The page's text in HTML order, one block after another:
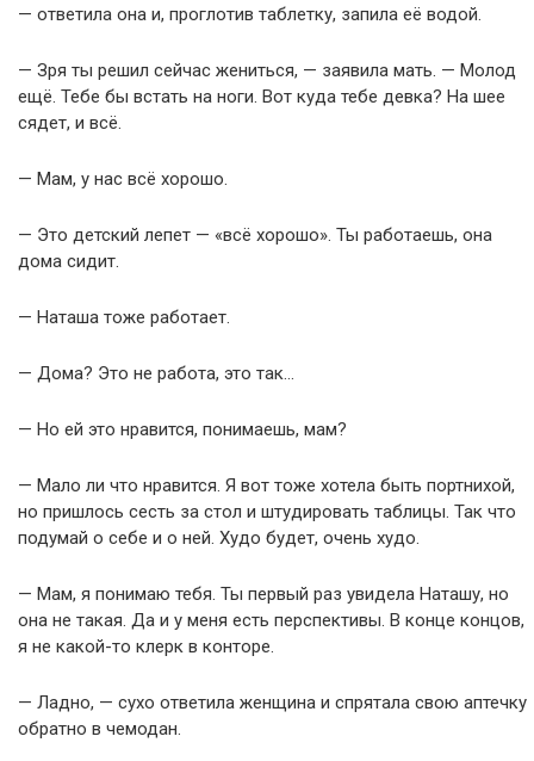
— ответила она и, проглотив таблетку, запила её водой.
— Зря ты решил сейчас жениться, — заявила мать. — Молод
ещё. Тебе бы встать на ноги. Вот куда тебе девка? На шее
сядет, и всё.
— Мам, у нас всё хорошо.
— Это детский лепет — «всё хорошо». Ты работаешь, она
дома сидит.
— Наташа тоже работает.
— Дома? Это не работа, это так…
— Но ей это нравится, понимаешь, мам?
— Мало ли что нравится. Я вот тоже хотела быть портнихой,
но пришлось сесть за стол и штудировать таблицы. Так что
подумай о себе и о ней. Худо будет, очень худо.
— Мам, я понимаю тебя. Ты первый раз увидела Наташу, но
она не такая. Да и у меня есть перспективы. В конце концов,
я не какой-то клерк в конторе.
— Ладно, — сухо ответила женщина и спрятала свою аптечку
обратно в чемодан.